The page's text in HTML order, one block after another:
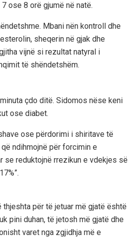
ose 8 orë gjumë në natë.
Mbani nën kontroll dhe
sheqerin në gjak dhe
vijnë si rezultat natyral i
të shëndetshëm.
çdo ditë. Sidomos nëse keni
ose diabet.
ose përdorimi i shiritave të
ndihmojnë për forcimin e
se reduktojnë rrezikun e vdekjes së
thjeshta për të jetuar më gjatë është
pini duhan, të jetosh më gjatë dhe
varet nga zgjidhja më e